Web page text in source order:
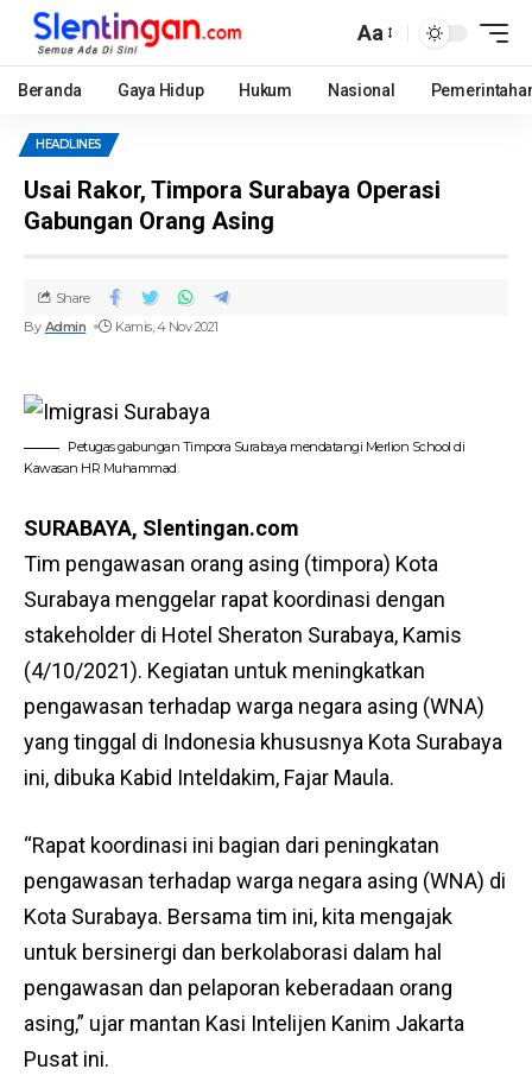
Aa
Beranda Gaya Hidup Hukum Nasional
HEADLINES
Usai Rakor, Timpora Surabaya Operasi
Gabungan Orang Asing
By Admin Kamis, 4 Nov 2021
Share
Petugas gabungan Timpora Surabaya mendatangi Merlion School di
Kawasan HR Muhammad.
SURABAYA, Slentingan.com
Tim pengawasan orang asing (timpora) Kota
Surabaya menggelar rapat koordinasi dengan
stakeholder di Hotel Sheraton Surabaya, Kamis
(4/10/2021). Kegiatan untuk meningkatkan
pengawasan terhadap warga negara asing (WNA)
yang tinggal di Indonesia khususnya Kota Surabaya
ini, dibuka Kabid Inteldakim, Fajar Maula.
“Rapat koordinasi ini bagian dari peningkatan
pengawasan terhadap warga negara asing (WNA) di
Kota Surabaya. Bersama tim ini, kita mengajak
untuk bersinergi dan berkolaborasi dalam hal
pengawasan dan pelaporan keberadaan orang
asing,” ujar mantan Kasi Intelijen Kanim Jakarta
Pusat ini.